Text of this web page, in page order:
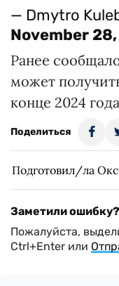
— Dmytro
November
Ранее
может
конце 2024
Поделиться
Подготовил/ла
Заметили ошибку?
Пожалуйста,
Ctrl+Enter или